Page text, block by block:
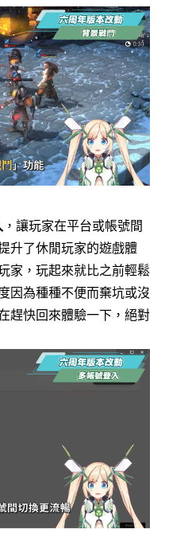
， 讓玩家在平台或帳號間
升了休閒玩家的遊戲體
家，玩起來就比之前輕鬆
因為種種不便而棄坑或沒
趕快回來體驗一下， 絕對